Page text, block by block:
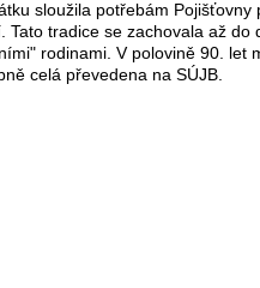
sloužila potřebám
tradice se zachovala až
rodinami. V polovině 90.
celá převedena na SÚJB.